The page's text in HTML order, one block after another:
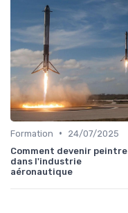
Formation •
24/07/2025
Comment devenir peintre
dans l'industrie
aéronautique